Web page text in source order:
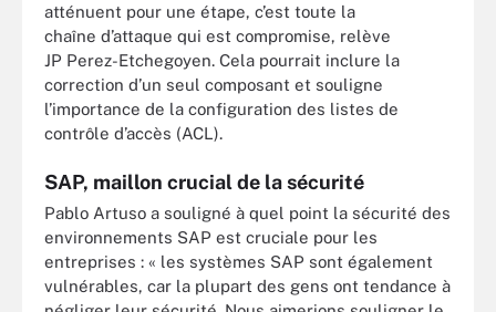
atténuent pour une étape, c’est toute la
chaîne d’attaque qui est compromise, relève
JP Perez-Etchegoyen. Cela pourrait inclure la
correction d’un seul composant et souligne
l’importance de la configuration des listes de
contrôle d’accès (ACL).
SAP, maillon crucial de la sécurité
Pablo Artuso a souligné à quel point la sécurité des
environnements SAP est cruciale pour les
entreprises : « les systèmes SAP sont également
vulnérables, car la plupart des gens ont tendance à